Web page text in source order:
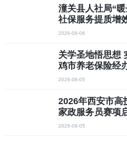
潼关县人社局“
社保服务提质增
2026-08-06
关学圣地悟思
鸡市养老保险经
提升培训班
2026-08-05
2026年西安市高
家政服务员赛项
领 技能比武展
2026-08-05